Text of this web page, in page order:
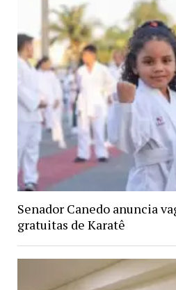
Senador Canedo anuncia
gratuitas de Karatê